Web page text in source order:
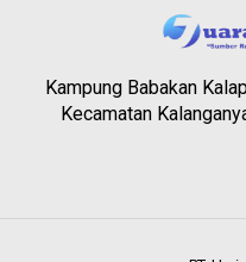
Kampung Babakan
Kecamatan